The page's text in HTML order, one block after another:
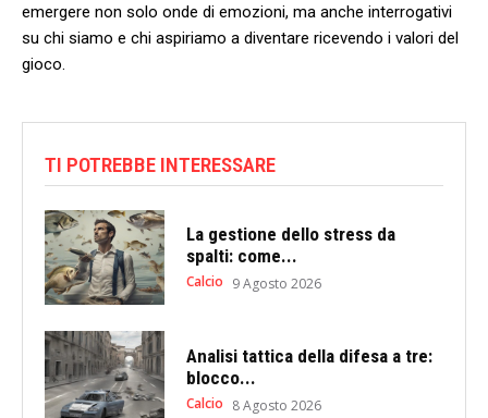
emergere non solo onde di emozioni, ma anche‍ interrogativi
su ​chi siamo e chi aspiriamo a diventare ricevendo‌ i valori del
⁣gioco.
TI POTREBBE INTERESSARE
La gestione dello stress da
spalti: come...
Calcio 9 Agosto 2026
Analisi tattica della difesa a tre:
blocco...
Calcio 8 Agosto 2026